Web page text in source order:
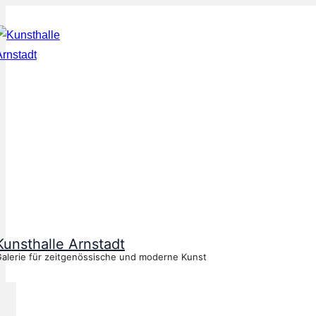
Zum
Inhalt
Arnstadt
für zeitgenössische und moderne Kunst